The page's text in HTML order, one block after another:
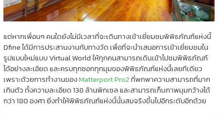
แต่หากเพื่อนๆ คนใดยังไม่มีเวลาที่จะเดินทางเข้าเยี่ยมชมพิพิธภัณฑ์แห่งนี้
Dfine ได้มีการประสานงานกับทางวัด เพื่อที่จะนำเสนอการเข้าเยี่ยมชมใน
รูปแบบใหม่แบบ Virtual World ให้ทุกคนสามารถเดินเข้าไปชมพิพิธภัณฑ์
ได้อย่างละเอียด และครบทุกซอกทุกมุมของพิพิธภัณฑ์แห่งนี้เลยทีเดียว
เพราะด้วยการทำงานของMatterport Pro2 ที่พกพาความสามารถที่มาก
เกินตัว ทั้งความละเอียด 138 ล้านพิกเซล และสามารถเก็บภาพมุมกว้างได้
กว่า 180 องศา ยิ่งทำให้พิพิธภัณฑ์แห่งนี้นั้นสมจริงขึ้นไปอีกระดับอีกด้วย